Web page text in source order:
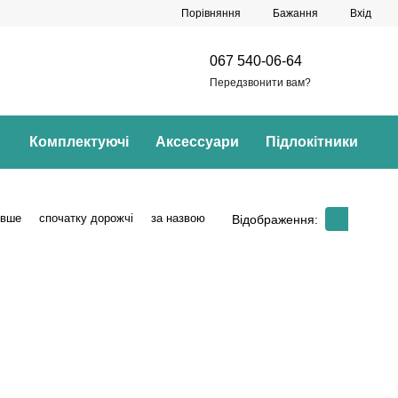
Порівняння Бажання Вхід
067 540-06-64
Передзвонити вам?
Комплектуючі Аксессуари Підлокітники
спочатку дорожчі за назвою Відображення: